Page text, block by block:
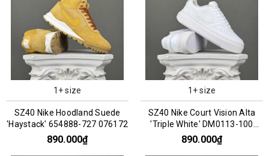
1+ size
SZ40 Nike Hoodland Suede
'Haystack' 654888-727 076172
890.000₫
1+ size
SZ40 Nike Court Vision Alta
'Triple White' DM0113-100
066758
890.000₫